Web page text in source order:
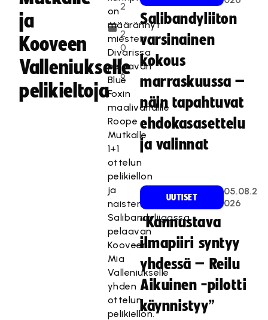
ja
Kooveen
Valleniukselle
pelikieltoja
2
.
2
0
1
6
on
määrännyt
miesten
Divarissa
pelaavan
Blue
Foxin
maalivahdille
Roope
Mutkalle
1+1
ottelun
pelikiellon
ja
naisten
Salibandyliigassa
pelaavan
Kooveen
Mia
Valleniukselle
yhden
ottelun
pelikiellon.
Salibandyliiton
varsinainen
kokous
marraskuussa –
näin tapahtuvat
ehdokasasettelu
ja valinnat
UUTISET
05.08.2
026
“Kannustava
ilmapiiri syntyy
yhdessä – Reilu
Aikuinen -pilotti
käynnistyy”